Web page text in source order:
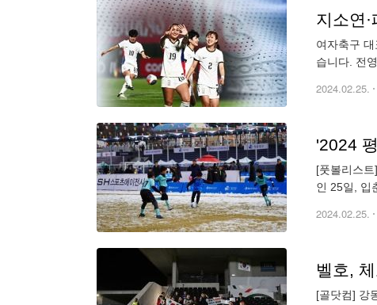
지소연
여자축구
습니다. 전
2024.02.25.
'2024
[풋볼리스
인 25일, 입
2024.02.25.
벨호,
[골닷컴] 강